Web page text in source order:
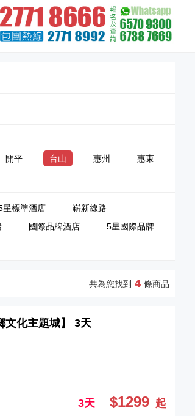
開平 台山 惠州
惠東
星標準酒店
嶄新線路
國際品牌酒店
5星國際品牌
共為您找到 4 條商品
文化主題城】 3天
3天 $1299 起